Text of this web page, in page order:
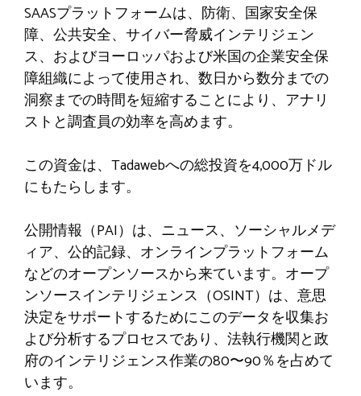
SAASプラットフォームは、防衛、国家安全保
障、公共安全、サイバー脅威インテリジェン
ス、およびヨーロッパおよび米国の企業安全保
障組織によって使用され、数日から数分までの
洞察までの時間を短縮することにより、アナリ
ストと調査員の効率を高めます。
この資金は、Tadawebへの総投資を4,000万ドル
にもたらします。
公開情報（PAI）は、ニュース、ソーシャルメデ
ィア、公的記録、オンラインプラットフォーム
などのオープンソースから来ています。オープ
ンソースインテリジェンス（OSINT）は、意思
決定をサポートするためにこのデータを収集お
よび分析するプロセスであり、法執行機関と政
府のインテリジェンス作業の80〜90％を占めて
います。